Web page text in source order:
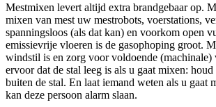
Mestmixen levert altijd extra brandgebaar op.
mixen van mest uw mestrobots, voerstations,
spanningsloos (als dat kan) en voorkom open
emissievrije vloeren is de gasophoping groot.
windstil is en zorg voor voldoende (machinale)
ervoor dat de stal leeg is als u gaat mixen:
buiten de stal. En laat iemand weten als u gaat
kan deze persoon alarm slaan.